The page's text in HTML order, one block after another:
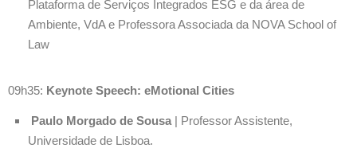
Plataforma de Serviços Integrados ESG e da área de
Ambiente, VdA e Professora Associada da NOVA School of
Law
09h35: Keynote Speech: eMotional Cities
Paulo Morgado de Sousa | Professor Assistente,
Universidade de Lisboa.